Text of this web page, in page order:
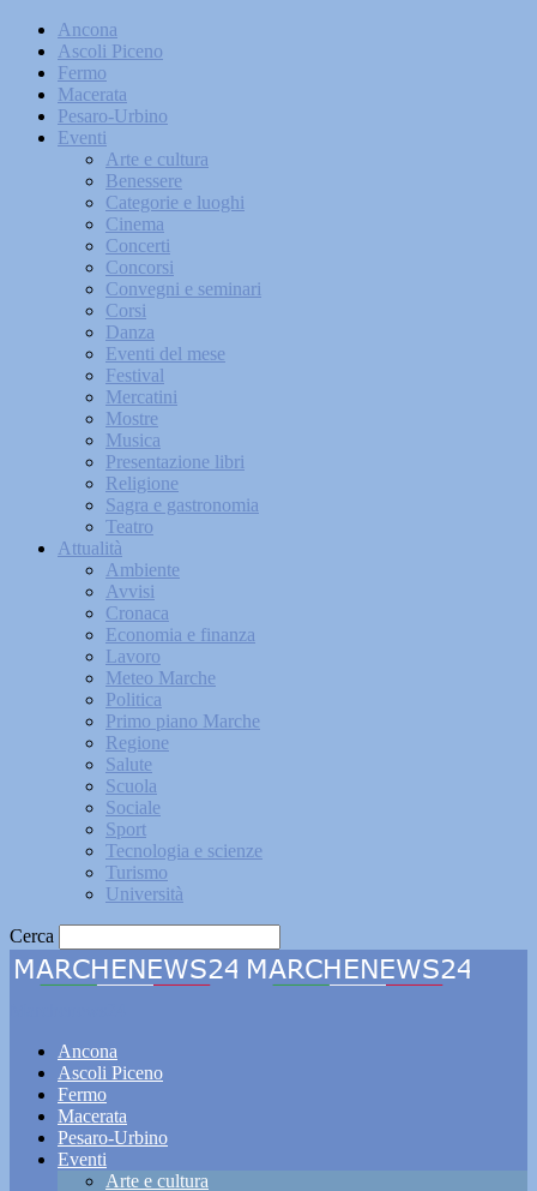
Ancona
Ascoli Piceno
Fermo
Macerata
Pesaro-Urbino
Eventi
Arte e cultura
Benessere
Categorie e luoghi
Cinema
Concerti
Concorsi
Convegni e seminari
Corsi
Danza
Eventi del mese
Festival
Mercatini
Mostre
Musica
Presentazione libri
Religione
Sagra e gastronomia
Teatro
Attualità
Ambiente
Avvisi
Cronaca
Economia e finanza
Lavoro
Meteo Marche
Politica
Primo piano Marche
Regione
Salute
Scuola
Sociale
Sport
Tecnologia e scienze
Turismo
Università
Cerca
Ancona
Ascoli Piceno
Fermo
Macerata
Pesaro-Urbino
Eventi
Arte e cultura